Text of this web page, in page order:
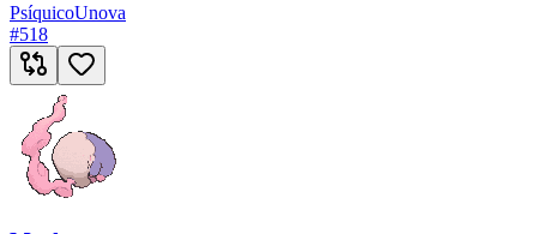
PsíquicoUnova
#518